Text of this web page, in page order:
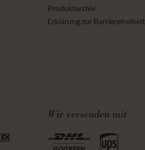
Produktarchiv
Erklärung zur Barrierefreiheit
Wir versenden mit